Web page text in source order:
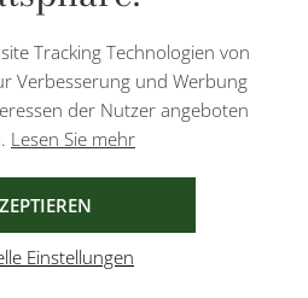
Tracking Technologien von
Verbesserung und Werbung
der Nutzer angeboten
Lesen Sie mehr
Einstellungen